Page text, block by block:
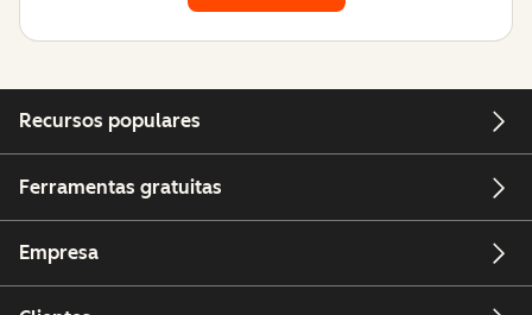
Recursos populares
Ferramentas gratuitas
Empresa